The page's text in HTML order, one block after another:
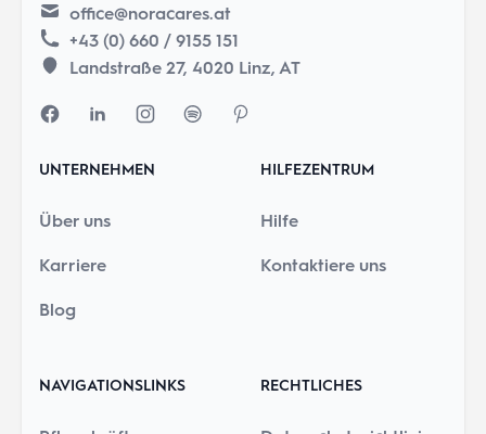
office@noracares.at
+43 (0) 660 / 9155 151
Landstraße 27, 4020 Linz, AT
UNTERNEHMEN
Über uns
Karriere
Blog
HILFEZENTRUM
Hilfe
Kontaktiere uns
NAVIGATIONSLINKS RECHTLICHES